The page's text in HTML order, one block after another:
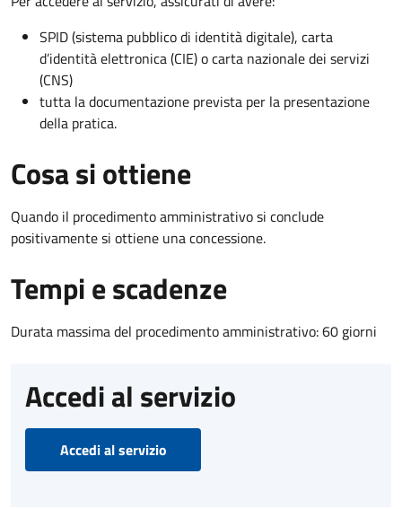
SPID (sistema pubblico di identità digitale), carta
d’identità elettronica (CIE) o carta nazionale dei servizi
(CNS)
tutta la documentazione prevista per la presentazione
della pratica.
Cosa si ottiene
Quando il procedimento amministrativo si conclude
positivamente si ottiene una concessione.
Tempi e scadenze
Durata massima del procedimento amministrativo: 60 giorni
Accedi al servizio
Accedi al servizio